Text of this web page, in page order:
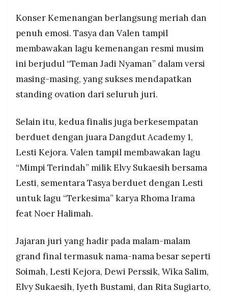
Konser Kemenangan berlangsung meriah dan
penuh emosi. Tasya dan Valen tampil
membawakan lagu kemenangan resmi musim
ini berjudul “Teman Jadi Nyaman” dalam versi
masing-masing, yang sukses mendapatkan
standing ovation dari seluruh juri.
Selain itu, kedua finalis juga berkesempatan
berduet dengan juara Dangdut Academy 1,
Lesti Kejora. Valen tampil membawakan lagu
“Mimpi Terindah” milik Elvy Sukaesih bersama
Lesti, sementara Tasya berduet dengan Lesti
untuk lagu “Terkesima” karya Rhoma Irama
feat Noer Halimah.
Jajaran juri yang hadir pada malam-malam
grand final termasuk nama-nama besar seperti
Soimah, Lesti Kejora, Dewi Perssik, Wika Salim,
Elvy Sukaesih, Iyeth Bustami, dan Rita Sugiarto,